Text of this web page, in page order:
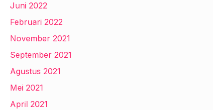
Juni 2022
Februari 2022
November 2021
September 2021
Agustus 2021
Mei 2021
April 2021